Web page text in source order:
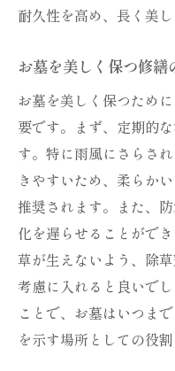
耐久性を高め、長く美
お墓を美しく保つ修繕
お墓を美しく保つため
要です。まず、定期的
す。特に雨風にさらさ
きやすいため、柔らか
推奨されます。また、
化を遅らせることがで
草が生えないよう、除
考慮に入れると良いで
ことで、お墓はいつま
を示す場所としての役